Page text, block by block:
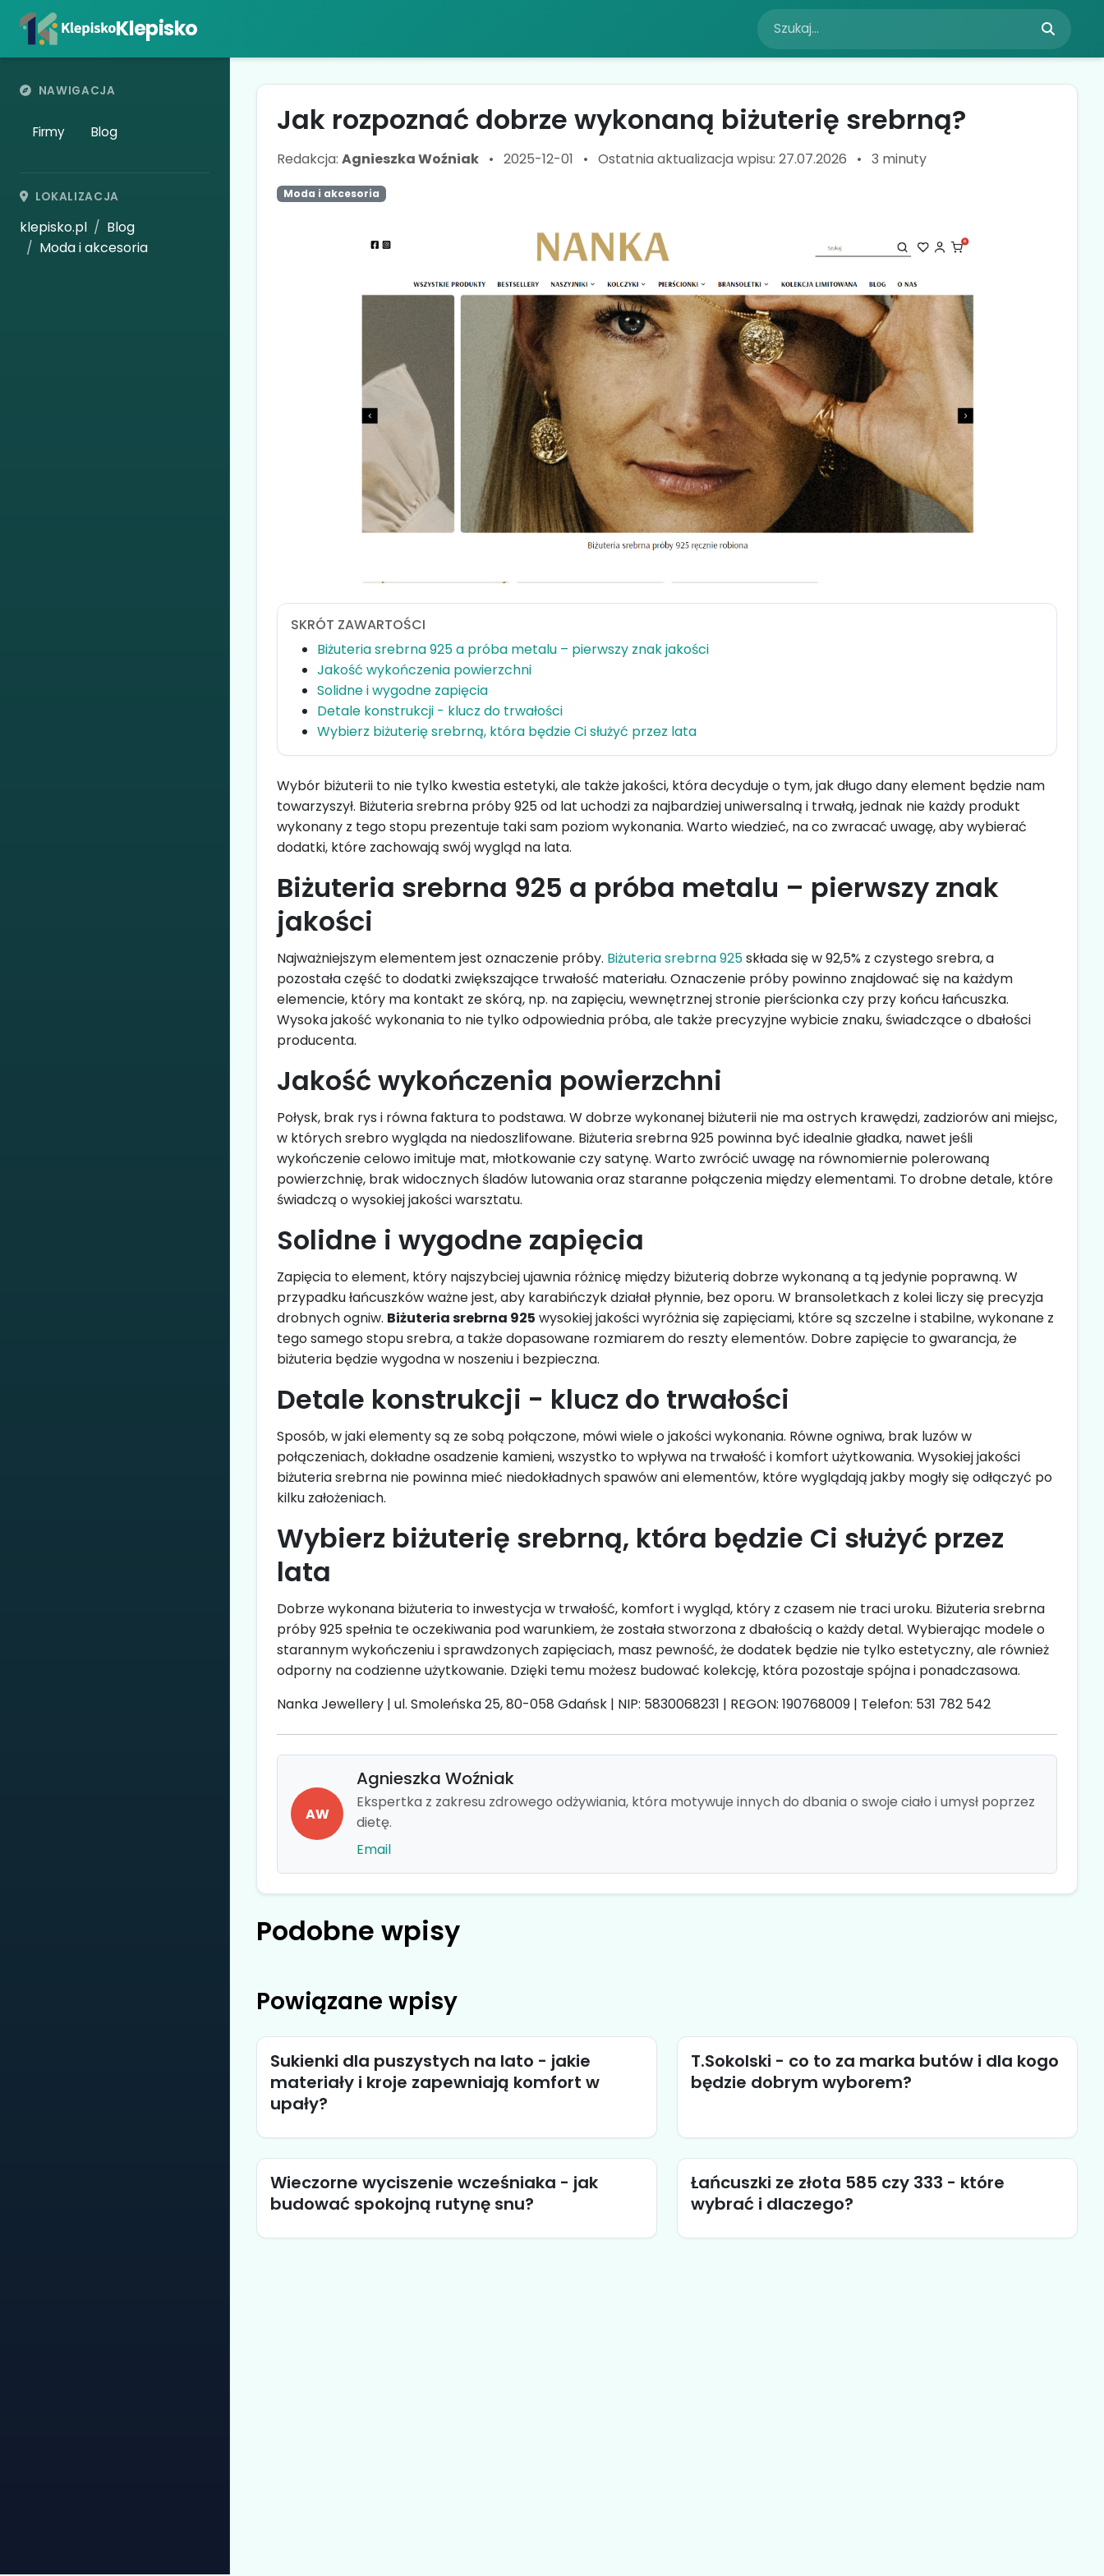
Klepisko
NAWIGACJA
Firmy Blog
LOKALIZACJA
klepisko.pl
Blog
Moda i akcesoria
Jak rozpoznać dobrze wykonaną biżuterię srebrną?
Redakcja: Agnieszka Woźniak • 2025-12-01 • Ostatnia aktualizacja wpisu: 27.07.2026 • 3 minuty
Moda i akcesoria
SKRÓT ZAWARTOŚCI
Biżuteria srebrna 925 a próba metalu – pierwszy znak jakości
Jakość wykończenia powierzchni
Solidne i wygodne zapięcia
Detale konstrukcji - klucz do trwałości
Wybierz biżuterię srebrną, która będzie Ci służyć przez lata
Wybór biżuterii to nie tylko kwestia estetyki, ale także jakości, która decyduje o tym, jak długo dany element będzie nam
towarzyszył. Biżuteria srebrna próby 925 od lat uchodzi za najbardziej uniwersalną i trwałą, jednak nie każdy produkt
wykonany z tego stopu prezentuje taki sam poziom wykonania. Warto wiedzieć, na co zwracać uwagę, aby wybierać
dodatki, które zachowają swój wygląd na lata.
Biżuteria srebrna 925 a próba metalu – pierwszy znak
jakości
Najważniejszym elementem jest oznaczenie próby. Biżuteria srebrna 925składa się w 92,5% z czystego srebra, a
pozostała część to dodatki zwiększające trwałość materiału. Oznaczenie próby powinno znajdować się na każdym
elemencie, który ma kontakt ze skórą, np. na zapięciu, wewnętrznej stronie pierścionka czy przy końcu łańcuszka.
Wysoka jakość wykonania to nie tylko odpowiednia próba, ale także precyzyjne wybicie znaku, świadczące o dbałości
producenta.
Jakość wykończenia powierzchni
Połysk, brak rys i równa faktura to podstawa. W dobrze wykonanej biżuterii nie ma ostrych krawędzi, zadziorów ani miejsc,
w których srebro wygląda na niedoszlifowane. Biżuteria srebrna 925 powinna być idealnie gładka, nawet jeśli
wykończenie celowo imituje mat, młotkowanie czy satynę. Warto zwrócić uwagę na równomiernie polerowaną
powierzchnię, brak widocznych śladów lutowania oraz staranne połączenia między elementami. To drobne detale, które
świadczą o wysokiej jakości warsztatu.
Solidne i wygodne zapięcia
Zapięcia to element, który najszybciej ujawnia różnicę między biżuterią dobrze wykonaną a tą jedynie poprawną. W
przypadku łańcuszków ważne jest, aby karabińczyk działał płynnie, bez oporu. W bransoletkach z kolei liczy się precyzja
drobnych ogniw. Biżuteria srebrna 925 wysokiej jakości wyróżnia się zapięciami, które są szczelne i stabilne, wykonane z
tego samego stopu srebra, a także dopasowane rozmiarem do reszty elementów. Dobre zapięcie to gwarancja, że
biżuteria będzie wygodna w noszeniu i bezpieczna.
Detale konstrukcji - klucz do trwałości
Sposób, w jaki elementy są ze sobą połączone, mówi wiele o jakości wykonania. Równe ogniwa, brak luzów w
połączeniach, dokładne osadzenie kamieni, wszystko to wpływa na trwałość i komfort użytkowania. Wysokiej jakości
biżuteria srebrna nie powinna mieć niedokładnych spawów ani elementów, które wyglądają jakby mogły się odłączyć po
kilku założeniach.
Wybierz biżuterię srebrną, która będzie Ci służyć przez
lata
Dobrze wykonana biżuteria to inwestycja w trwałość, komfort i wygląd, który z czasem nie traci uroku. Biżuteria srebrna
próby 925 spełnia te oczekiwania pod warunkiem, że została stworzona z dbałością o każdy detal. Wybierając modele o
starannym wykończeniu i sprawdzonych zapięciach, masz pewność, że dodatek będzie nie tylko estetyczny, ale również
odporny na codzienne użytkowanie. Dzięki temu możesz budować kolekcję, która pozostaje spójna i ponadczasowa.
Nanka Jewellery | ul. Smoleńska 25, 80-058 Gdańsk | NIP: 5830068231 | REGON: 190768009 | Telefon: 531 782 542
AW
Agnieszka Woźniak
Ekspertka z zakresu zdrowego odżywiania, która motywuje innych do dbania o swoje ciało i umysł poprzez
dietę.
Email
Podobne wpisy
Powiązane wpisy
Sukienki dla puszystych na lato - jakie
materiały i kroje zapewniają komfort w
upały?
T.Sokolski - co to za marka butów i dla kogo
będzie dobrym wyborem?
Wieczorne wyciszenie wcześniaka - jak
budować spokojną rutynę snu?
Łańcuszki ze złota 585 czy 333 - które
wybrać i dlaczego?